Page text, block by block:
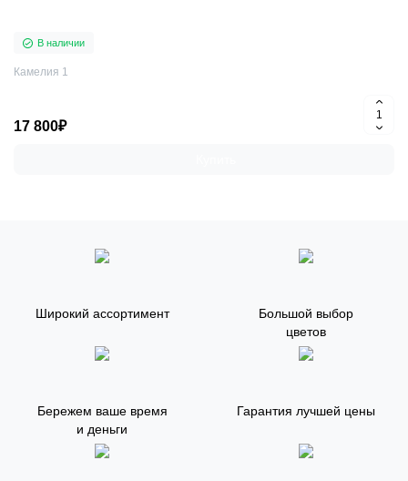
В наличии
Камелия 1
17 800₽
Широкий ассортимент
Большой выбор
цветов
Бережем ваше время
и деньги
Гарантия лучшей цены